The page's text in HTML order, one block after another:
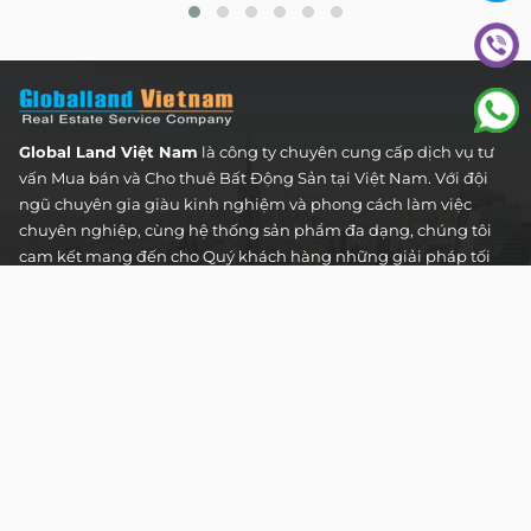
Global Land Việt Nam là công ty chuyên cung cấp dịch vụ tư
vấn Mua bán và Cho thuê Bất Động Sản tại Việt Nam. Với đội
ngũ chuyên gia giàu kinh nghiệm và phong cách làm việc
chuyên nghiệp, cùng hệ thống sản phẩm đa dạng, chúng tôi
cam kết mang đến cho Quý khách hàng những giải pháp tối